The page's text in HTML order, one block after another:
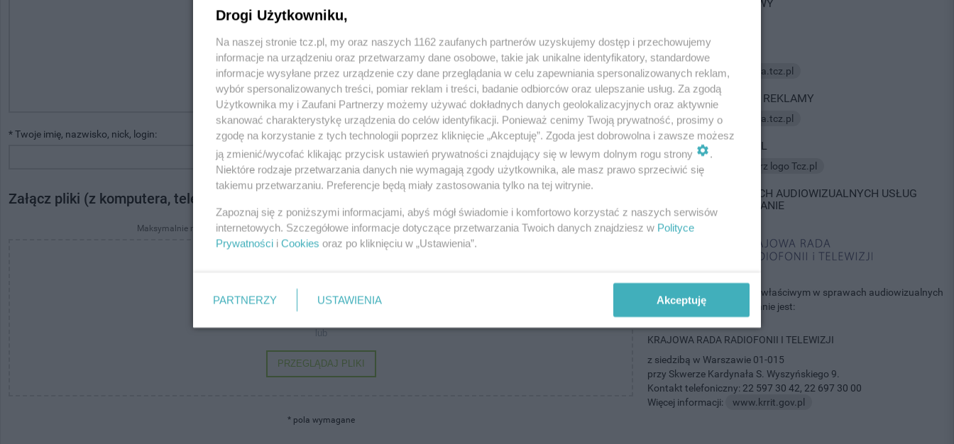
* Twoje imię, nazwisko, nick, login: * Twój adres e-mail: Twój numer telefonu:
Załącz pliki (z komputera, telefonu, tabletu)
Maksymalnie możesz przesłać 3 pliki po 7 MB każdy. Dozwolone formaty plików to: jpg, jpeg, pdf
Przeciągnij i upuść pliki tutaj
lub
PRZEGLĄDAJ PLIKI
* pola wymagane
TELEFON KONTAKTOWY
E-MAIL GŁÓWNY
E-mail: kontakt@redakcja.tcz.pl
KONTAKT W SPRAWIE REKLAMY
E-mail: kontakt@redakcja.tcz.pl
LOGO SERWISU TCZ.PL
Do pobrania tutaj: pobierz logo Tcz.pl
KONTAKT W SPRAWACH AUDIOWIZUALNYCH USŁUG
MEDIALNYCH NA ŻĄDANIE
Informujemy, że organem właściwym w sprawach audiowizualnych
usług medialnych na żądanie jest:
KRAJOWA RADA RADIOFONII I TELEWIZJI
z siedzibą w Warszawie 01-015
przy Skwerze Kardynała S. Wyszyńskiego 9.
Kontakt telefoniczny: 22 597 30 42, 22 697 30 00
Więcej informacji:
www.krrit.gov.pl
Drogi Użytkowniku,
Na naszej stronie tcz.pl, my oraz naszych 1162 zaufanych partnerów uzyskujemy dostęp i przechowujemy
informacje na urządzeniu oraz przetwarzamy dane osobowe, takie jak unikalne identyfikatory, standardowe
informacje wysyłane przez urządzenie czy dane przeglądania w celu zapewniania spersonalizowanych reklam,
wybór spersonalizowanych treści, pomiar reklam i treści, badanie odbiorców oraz ulepszanie usług. Za zgodą
Użytkownika my i Zaufani Partnerzy możemy używać dokładnych danych geolokalizacyjnych oraz aktywnie
skanować charakterystykę urządzenia do celów identyfikacji. Ponieważ cenimy Twoją prywatność, prosimy o
zgodę na korzystanie z tych technologii poprzez kliknięcie „Akceptuję”. Zgoda jest dobrowolna i zawsze możesz
ją zmienić/wycofać klikając przycisk ustawień prywatności znajdujący się w lewym dolnym rogu strony
.
Niektóre rodzaje przetwarzania danych nie wymagają zgody użytkownika, ale masz prawo sprzeciwić się
takiemu przetwarzaniu. Preferencje będą miały zastosowania tylko na tej witrynie.
Zapoznaj się z poniższymi informacjami, abyś mógł świadomie i komfortowo korzystać z naszych serwisów
internetowych. Szczegółowe informacje dotyczące przetwarzania Twoich danych znajdziesz w Polityce
Prywatności i Cookies oraz po kliknięciu w „Ustawienia”.
PARTNERZY USTAWIENIA Akceptuję